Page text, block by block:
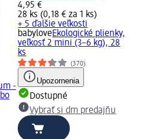
-
4,95 €
28 ks (0,18 € za 1 ks)
+ 5 ďalšie veľkosti
babyloveEkologické plienky,
veľkosť 2 mini (3–6 kg), 28
ks
(370)
Upozornenia
Dostupné
Vybrať si dm predajňu